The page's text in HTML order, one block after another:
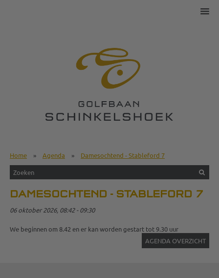
Home » Agenda » Damesochtend - Stableford 7
DAMESOCHTEND - STABLEFORD 7
06 oktober 2026, 08:42 - 09:30
We beginnen om 8.42 en er kan worden gestart tot 9.30 uur
AGENDA OVERZICHT